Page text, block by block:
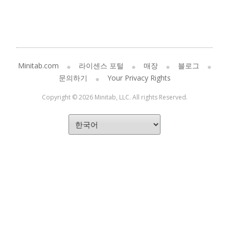
Minitab.com 라이센스 포털 매장
블로그
문의하기
Your Privacy Rights
Copyright © 2026 Minitab, LLC. All rights Reserved.